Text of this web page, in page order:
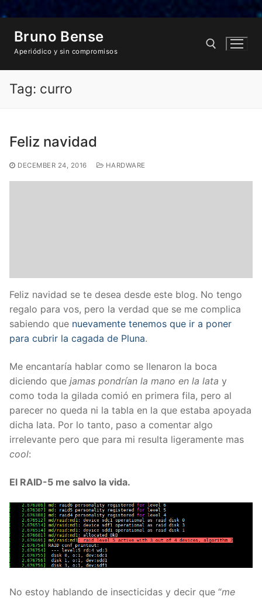
content
Bruno Bense
Aperiódico y sin compromisos
Tag: curro
Feliz navidad
DECEMBER 24, 2016 HARDWARE
Feliz navidad se te desea desde este blog. No tengo
regalo para vos, pero la verdad que se me complica
sabiendo que nuevamente tenemos que ir a poner
para cubrir la cagada de Pluna.
Me encantaría hablar como se llenaron la boca
diciendo que jamas pondrían la mano en la lata y
como toda la gilada comió en primera fila, pero al
parecer no queda ni la tabla en la que estaba apoyada
dicha lata. Por lo tanto, paso a comentar algo
irrelevante pero que para mi resulta ligeramente mas
cool:
El RAID-5 me salvo la vida.
No estoy hablando de insecticidas y decir que “me